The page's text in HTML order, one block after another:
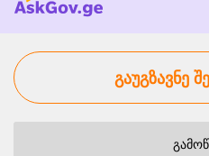
გაუგზავნე